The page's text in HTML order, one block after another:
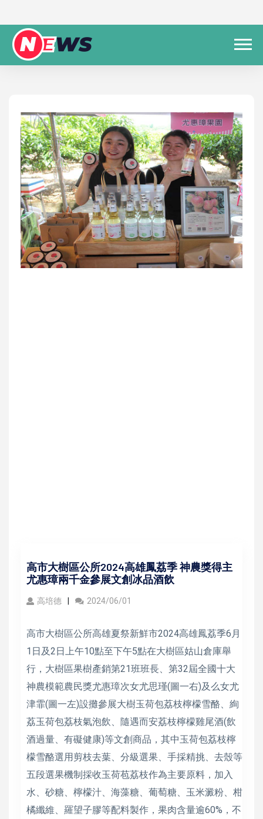
高市大樹區公所2024高雄鳳荔季 神農獎得主
尤惠璋兩千金參展文創冰品酒飲
高培德 2024/06/01
高市大樹區公所高雄夏祭新鮮市2024高雄鳳荔季6月
1日及2日上午10點至下午5點在大樹區姑山倉庫舉
行，大樹區果樹產銷第21班班長、第32屆全國十大
神農模範農民獎尤惠璋次女尤思瑾(圖一右)及么女尤
津霏(圖一左)設攤參展大樹玉荷包荔枝檸檬雪酪、絢
荔玉荷包荔枝氣泡飲、隨遇而安荔枝檸檬雞尾酒(飲
酒過量、有礙健康)等文創商品，其中玉荷包荔枝檸
檬雪酪選用剪枝去葉、分級選果、手採精挑、去殼等
五段選果機制採收玉荷苞荔枝作為主要原料，加入
水、砂糖、檸檬汁、海藻糖、葡萄糖、玉米澱粉、柑
橘纖維、羅望子膠等配料製作，果肉含量逾60%，不